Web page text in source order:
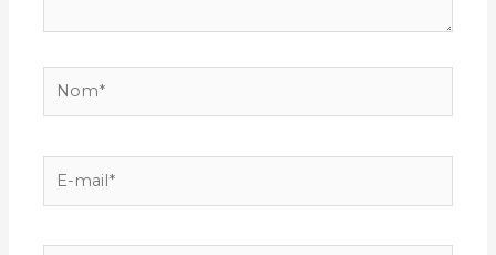
mail*